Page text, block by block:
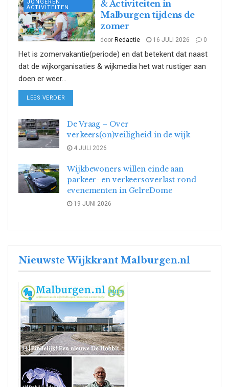
JONGEREN
ACTIVITEITEN
& Activiteiten in
Malburgen tijdens de
zomer
door Redactie 16 JULI 2026 0
Het is zomervakantie(periode) en dat betekent dat naast
dat de wijkorganisaties & wijkmedia het wat rustiger aan
doen er weer...
LEES VERDER
De Vraag – Over
verkeers(on)veiligheid in de wijk
4 JULI 2026
Wijkbewoners willen einde aan
parkeer- en verkeersoverlast rond
evenementen in GelreDome
19 JUNI 2026
Nieuwste Wijkkrant Malburgen.nl